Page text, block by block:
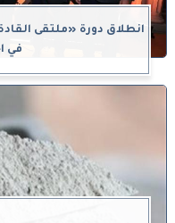
انطلاق دورة «ملتقى
في